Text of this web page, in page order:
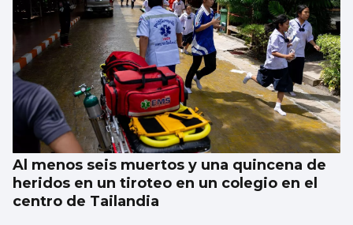
Al menos seis muertos y una quincena de
heridos en un tiroteo en un colegio en el
centro de Tailandia